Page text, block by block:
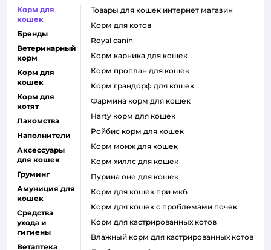
Корм для
кошек
Бренды
Ветеринарный
корм
Корм для
кошек
Корм для
котят
Лакомства
Наполнители
Аксессуары
для кошек
Груминг
Амуниция для
кошек
Средства
ухода и
гигиены
Ветаптека
товары для кошек интернет магазин
корм для котов
royal canin
корм карника для кошек
корм проплан для кошек
корм грандорф для кошек
фармина корм для кошек
harty корм для кошек
ройбис корм для кошек
корм монж для кошек
корм хиллс для кошек
пурина оне для кошек
корм для кошек при мкб
корм для кошек с проблемами почек
Корм для кастрированных котов
влажный корм для кастрированных котов